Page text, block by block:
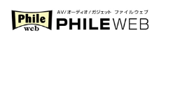
PHILE WEB｜AV/オーディオ/ガ